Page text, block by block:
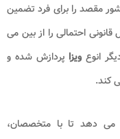
مقصد را برای فرد تضمین
احتمالی را از بین می
انوع ویزا پردازش شده و
کند.
می دهد تا با متخصصان،